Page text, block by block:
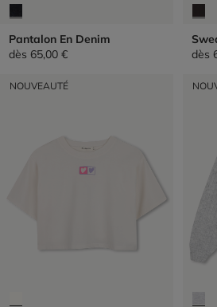
Pantalon En Denim
dès 65,00 €
dès
NOUVEAUTÉ